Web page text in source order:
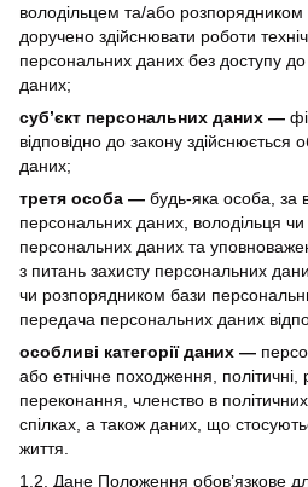
володільцем та/або
доручено здійснювати роботи
персональних даних без доступу
даних;
суб’єкт персональних даних —
відповідно до закону здійснюється
даних;
третя особа — будь-яка особа, за
персональних даних, володільця
персональних даних та
з питань захисту персональних
чи розпорядником бази
передача персональних даних
особливі категорії даних —
або етнічне походження, політичні,
переконання, членство в
спілках, а також даних, що
життя.
1.2. Дане Положення обов’язкове